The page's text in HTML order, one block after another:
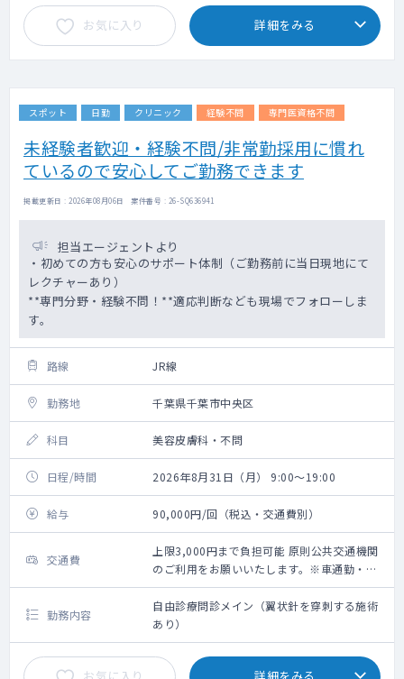
お気に入り 詳細をみる
スポット 日勤 クリニック 経験不問 専門医資格不問
未経験者歓迎・経験不問/非常勤採用に慣れ
ているので安心してご勤務できます
掲載更新日 : 2026年08月06日 案件番号 : 26-SQ636941
担当エージェントより
・初めての方も安心のサポート体制（ご勤務前に当日現地にて
レクチャーあり）
**専門分野・経験不問！**適応判断なども現場でフォローしま
す。
路線 JR線
勤務地 千葉県千葉市中央区
科目 美容皮膚科・不問
日程/時間 2026年8月31日（月） 9:00～19:00
給与 90,000円/回（税込・交通費別）
交通費
上限3,000円まで負担可能 原則公共交通機関
のご利用をお願いいたします。※車通勤・タ
クシー利用要相談
勤務内容
自由診療問診メイン（翼状針を穿刺する施術
あり）